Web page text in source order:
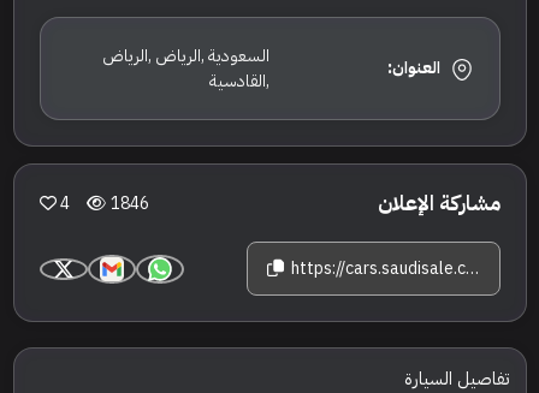
العنوان:
السعودية ,الرياض ,الرياض
,القادسية
مشاركة الإعلان 1846
4
https://cars.saudisale.com/listings/BH796q/2025-%D9%84%D8%A7%D9%86%D8%AF-%D8%B1%D9%88%D9%81%D8%B1-%D8%B1%D9%8A%D9%86%D8%AC-%D8%B1%D9%88%D9%81%D8%B1-%D8%A7%D8%AA%D8%B4-%D8%A7%D8%B3-%D8%A7%D9%8A
تفاصيل السيارة